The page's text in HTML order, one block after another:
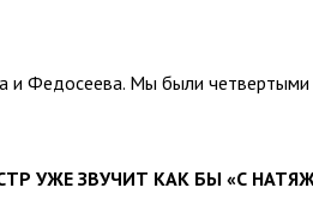
и Федосеева. Мы были четвертыми
УЖЕ ЗВУЧИТ КАК БЫ «С